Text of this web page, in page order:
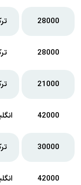
28000
28000
21000
42000
30000
42000